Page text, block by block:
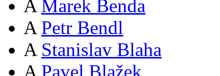
A Marek Benda
A Petr Bendl
A Stanislav Blaha
A Pavel Blažek